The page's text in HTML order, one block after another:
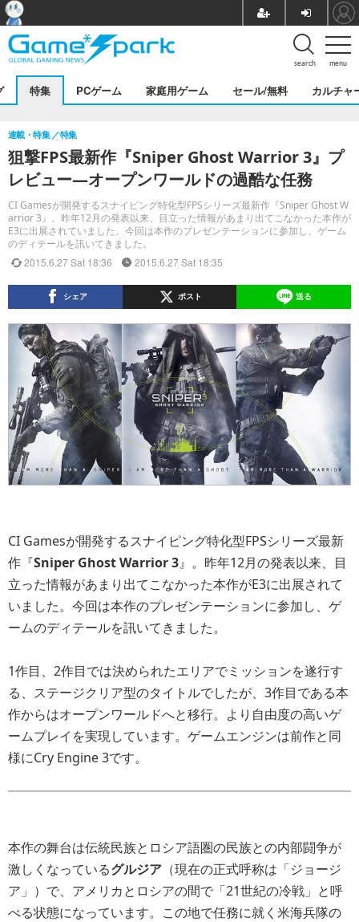
menu
search
特集 PCゲーム 家庭用ゲーム セール/無料 カルチャ
狙撃FPS最新作『Sniper Ghost Warrior 3』プ
レビュー―オープンワールドの過酷な任務
CI Gamesが開発するスナイピング特化型FPSシリーズ最新作『Sniper Ghost W
arrior 3』。昨年12月の発表以来、目立った情報があまり出てこなかった本作が
E3に出展されていました。今回は本作のプレゼンテーションに参加し、ゲーム
のディテールを訊いてきました。
連載・特集 特集
2015.6.27 Sat 18:36 2015.6.27 Sat 18:35
シェア ポスト 送る
CI Gamesが開発するスナイピング特化型FPSシリーズ最新
作『Sniper Ghost Warrior 3』。昨年12月の発表以来、目
立った情報があまり出てこなかった本作がE3に出展されて
いました。今回は本作のプレゼンテーションに参加し、ゲ
ームのディテールを訊いてきました。
1作目、2作目では決められたエリアでミッションを遂行す
る、ステージクリア型のタイトルでしたが、3作目である本
作からはオープンワールドへと移行。より自由度の高いゲ
ームプレイを実現しています。ゲームエンジンは前作と同
様にCry Engine 3です。
本作の舞台は伝統民族とロシア語圏の民族との内部闘争が
激しくなっているグルジア （現在の正式呼称は「ジョージ
ア」）で、アメリカとロシアの間で「21世紀の冷戦」と呼
べる状態になっています。この地で任務に就く米海兵隊の